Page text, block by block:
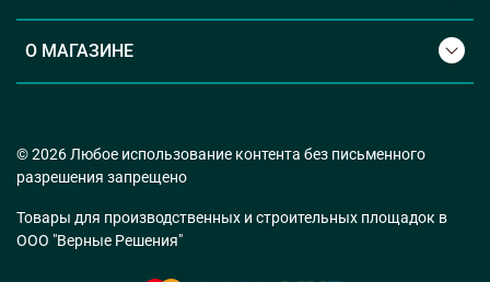
О МАГАЗИНЕ
© 2026 Любое использование контента без письменного
разрешения запрещено
Товары для производственных и строительных площадок в
ООО "Верные Решения"